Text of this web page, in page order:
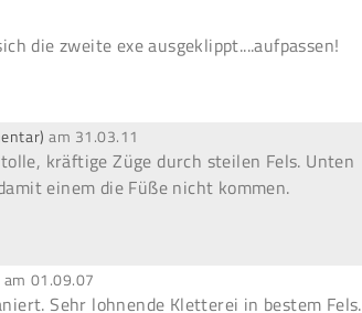
die zweite exe ausgeklippt....aufpassen!
am 31.03.11
kräftige Züge durch steilen Fels. Unten
einem die Füße nicht kommen.
am 01.09.07
Sehr lohnende Kletterei in bestem Fels.